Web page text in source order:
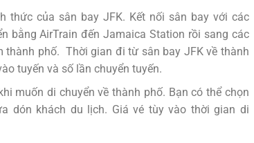
thức của sân bay JFK. Kết nối sân bay với các
bằng AirTrain đến Jamaica Station rồi sang các
thành phố. Thời gian đi từ sân bay JFK về thành
tuyến và số lần chuyển tuyến.
muốn di chuyển về thành phố. Bạn có thể chọn
dón khách du lịch. Giá vé tùy vào thời gian di